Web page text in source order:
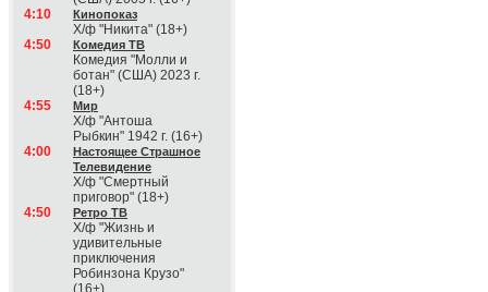
4:10
Кинопоказ
Х/ф "Никита" (18+)
4:50
Комедия ТВ
Комедия "Молли и
ботан" (США) 2023 г.
(18+)
4:55
Мир
Х/ф "Антоша
Рыбкин" 1942 г. (16+)
4:00
Настоящее Страшное
Телевидение
Х/ф "Смертный
приговор" (18+)
4:50
Ретро ТВ
Х/ф "Жизнь и
удивительные
приключения
Робинзона Крузо"
(16+)